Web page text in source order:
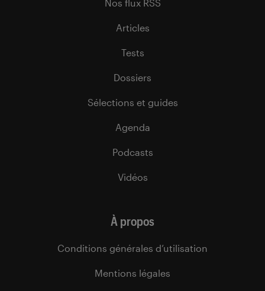
Nos flux RSS
Articles
Tests
Dossiers
Sélections et guides
Agenda
Podcasts
Vidéos
À propos
Conditions générales d’utilisation
Mentions légales